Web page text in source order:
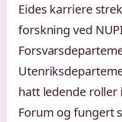
Eides karriere
forskning ved
hatt ledende roller
Forum og fungert